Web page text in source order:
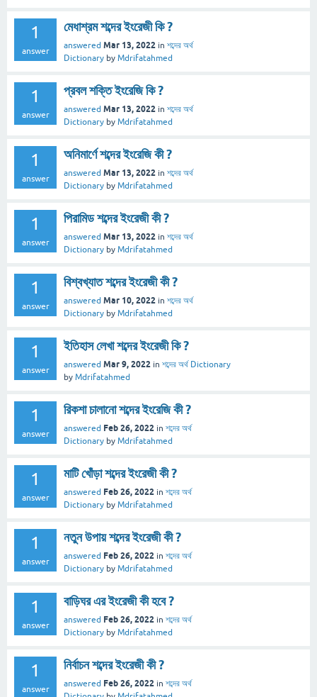
1
answer
মেধাশ্রম শব্দের ইংরেজী কি ?
answered Mar 13, 2022 in শব্দের অর্থ
Dictionary by Mdrifatahmed
1
answer
প্রবল শক্তি ইংরেজি কি ?
answered Mar 13, 2022 in শব্দের অর্থ
Dictionary by Mdrifatahmed
1
answer
অনিমার্ণে শব্দের ইংরেজি কী ?
answered Mar 13, 2022 in শব্দের অর্থ
Dictionary by Mdrifatahmed
1
answer
পিরামিড শব্দের ইংরেজী কী ?
answered Mar 13, 2022 in শব্দের অর্থ
Dictionary by Mdrifatahmed
1
answer
বিশ্বখ্যাত শব্দের ইংরেজী কী ?
answered Mar 10, 2022 in শব্দের অর্থ
Dictionary by Mdrifatahmed
1
answer
ইতিহাস লেখা শব্দের ইংরেজী কি ?
answered Mar 9, 2022 in শব্দের অর্থ Dictionary
by Mdrifatahmed
1
answer
রিকশা চালানো শব্দের ইংরেজি কী ?
answered Feb 26, 2022 in শব্দের অর্থ
Dictionary by Mdrifatahmed
1
answer
মাটি খোঁড়া শব্দের ইংরেজী কী ?
answered Feb 26, 2022 in শব্দের অর্থ
Dictionary by Mdrifatahmed
1
answer
নতুন উপায় শব্দের ইংরেজী কী ?
answered Feb 26, 2022 in শব্দের অর্থ
Dictionary by Mdrifatahmed
1
answer
বাড়িঘর এর ইংরেজী কী হবে ?
answered Feb 26, 2022 in শব্দের অর্থ
Dictionary by Mdrifatahmed
1
answer
নির্বাচন শব্দের ইংরেজী কী ?
answered Feb 26, 2022 in শব্দের অর্থ